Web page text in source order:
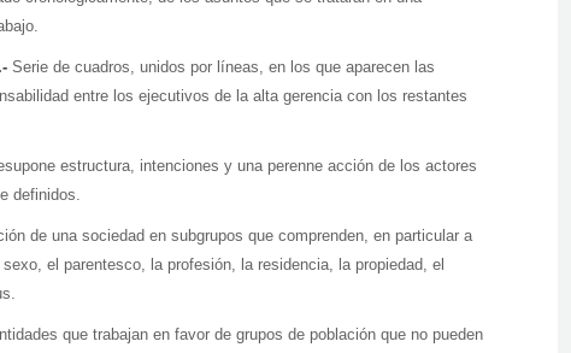
Serie de cuadros, unidos por líneas, en los que aparecen las
entre los ejecutivos de la alta gerencia con los restantes
estructura, intenciones y una perenne acción de los actores
definidos.
de una sociedad en subgrupos que comprenden, en particular a
el parentesco, la profesión, la residencia, la propiedad, el
que trabajan en favor de grupos de población que no pueden